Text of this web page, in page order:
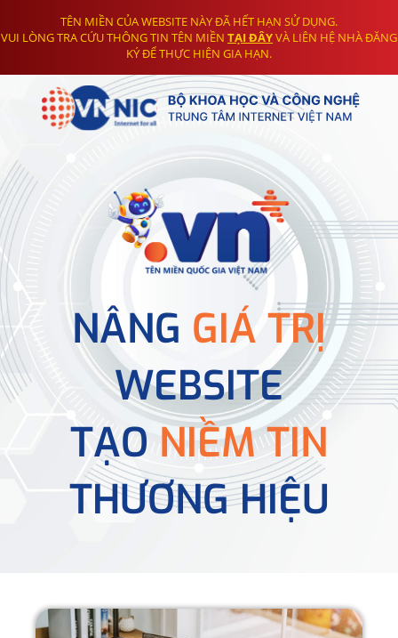
TÊN MIỀN CỦA WEBSITE NÀY ĐÃ HẾT HẠN SỬ DỤNG.
VUI LÒNG TRA CỨU THÔNG TIN TÊN MIỀN TẠI ĐÂYVÀ LIÊN HỆ NHÀ ĐĂNG
KÝ ĐỂ THỰC HIỆN GIA HẠN.
NÂNG GIÁ TRỊ
WEBSITE
TẠONIỀM TIN
THƯƠNG HIỆU